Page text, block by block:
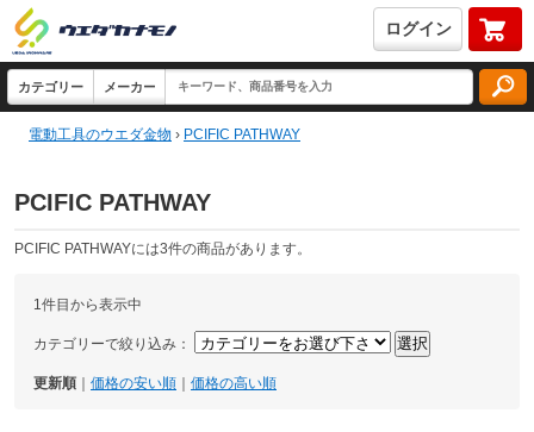
ログイン
電動工具のウエダ金物 › PCIFIC PATHWAY
PCIFIC PATHWAY
PCIFIC PATHWAYには3件の商品があります。
1件目から表示中
カテゴリーで絞り込み：
更新順 価格の安い順 価格の高い順